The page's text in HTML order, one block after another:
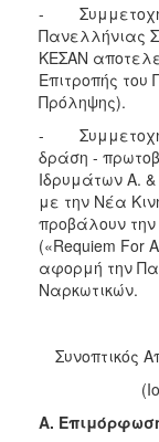
- Συμμετοχή
Πανελλήνιας
ΚΕΣΑΝ
Επιτροπής
Πρόληψης).
- Συμμετοχή
δράση -
Ιδρυμάτων Α.
με την Νέα
προβάλουν
(«Requiem For
αφορμή την
Ναρκωτικών.
Συνοπτικός
Α.